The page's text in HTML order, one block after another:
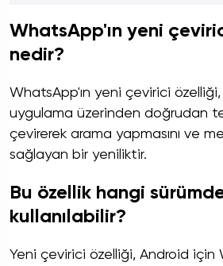
WhatsApp'ın yeni
nedir?
WhatsApp'ın yeni çevirici özelliği,
uygulama üzerinden doğrudan
çevirerek arama yapmasını ve
sağlayan bir yeniliktir.
Bu özellik hangi
kullanılabilir?
Yeni çevirici özelliği, Android